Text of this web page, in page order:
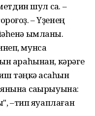
шул саҡ. –
– Үҙенең
ымланы.
мунса
араһынан, кəрəге
тəңкə аҡсаһын
саҡырыуына:
–тип яуаплаған